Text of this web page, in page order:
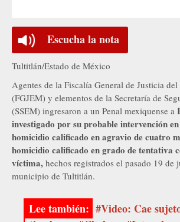
Escucha la nota
Tultitlán/Estado de México
Agentes de la Fiscalía General de Justicia
(FGJEM) y elementos de la Secretaría de
(SSEM) ingresaron a un Penal mexiquense a
investigado por su probable intervención
homicidio calificado en agravio de cuatro
homicidio calificado en grado de tentativa
víctima, hechos registrados el pasado 19 de
municipio de Tultitlán.
#Video: Cae